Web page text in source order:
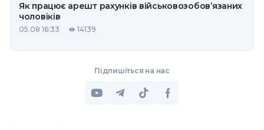
Як працює арешт рахунків військовозобов’язаних
чоловіків
05.08 16:33 14139
Підпишіться на нас